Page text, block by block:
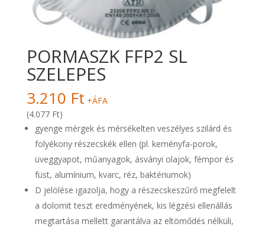
PORMASZK FFP2 SL
SZELEPES
3.210 Ft +ÁFA
(4.077 Ft)
gyenge mérgek és mérsékelten veszélyes szilárd és
folyékony részecskék ellen (pl. keményfa-porok,
üveggyapot, műanyagok, ásványi olajok, fémpor és
füst, alumínium, kvarc, réz, baktériumok)
D jelölése igazolja, hogy a részecskeszűrő megfelelt
a dolomit teszt eredményének, kis légzési ellenállás
megtartása mellett garantálva az eltömődés nélküli,